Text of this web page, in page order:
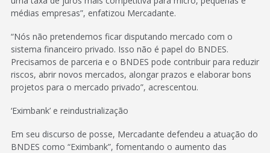
médias empresas”, enfatizou Mercadante.
“Nós não pretendemos ficar disputando mercado com o
sistema financeiro privado. Isso não é papel do BNDES.
Precisamos de parceria e o BNDES pode contribuir para reduzir
riscos, abrir novos mercados, alongar prazos e elaborar bons
projetos para o mercado privado”, acrescentou.
‘Eximbank’ e reindustrialização
Em seu discurso de posse, Mercadante defendeu a atuação do
BNDES como “Eximbank”, fomentando o aumento das